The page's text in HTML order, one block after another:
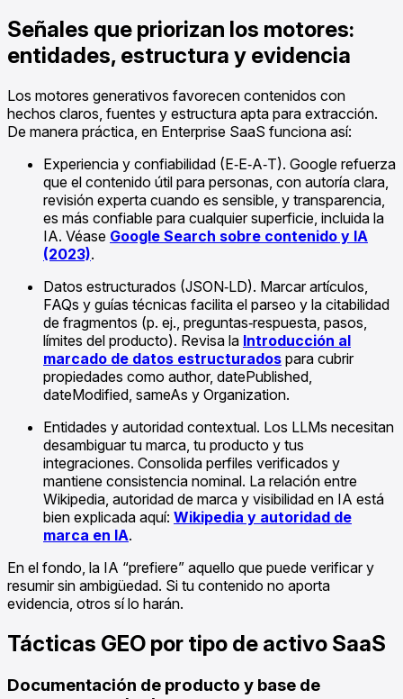
Señales que priorizan los motores:
entidades, estructura y evidencia
Los motores generativos favorecen contenidos con
hechos claros, fuentes y estructura apta para extracción.
De manera práctica, en Enterprise SaaS funciona así:
Experiencia y confiabilidad (E‑E‑A‑T). Google refuerza
que el contenido útil para personas, con autoría clara,
revisión experta cuando es sensible, y transparencia,
es más confiable para cualquier superficie, incluida la
IA. Véase Google Search sobre contenido y IA
(2023).
Datos estructurados (JSON‑LD). Marcar artículos,
FAQs y guías técnicas facilita el parseo y la citabilidad
de fragmentos (p. ej., preguntas‑respuesta, pasos,
límites del producto). Revisa la Introducción al
marcado de datos estructurados para cubrir
propiedades como author, datePublished,
dateModified, sameAs y Organization.
Entidades y autoridad contextual. Los LLMs necesitan
desambiguar tu marca, tu producto y tus
integraciones. Consolida perfiles verificados y
mantiene consistencia nominal. La relación entre
Wikipedia, autoridad de marca y visibilidad en IA está
bien explicada aquí: Wikipedia y autoridad de
marca en IA.
En el fondo, la IA “prefiere” aquello que puede verificar y
resumir sin ambigüedad. Si tu contenido no aporta
evidencia, otros sí lo harán.
Tácticas GEO por tipo de activo SaaS
Documentación de producto y base de